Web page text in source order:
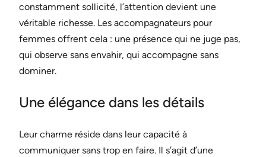
constamment sollicité, l’attention devient une
véritable richesse. Les accompagnateurs pour
femmes offrent cela : une présence qui ne juge pas,
qui observe sans envahir, qui accompagne sans
dominer.
Une élégance dans les détails
Leur charme réside dans leur capacité à
communiquer sans trop en faire. Il s’agit d’une